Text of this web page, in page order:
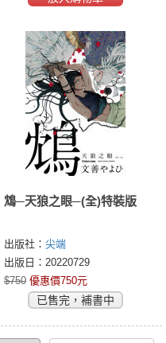
鴆─天狼之眼─(全)特裝版
出版社： 尖端
出版日：20220729
$750 優惠價750元
已售完，補書中